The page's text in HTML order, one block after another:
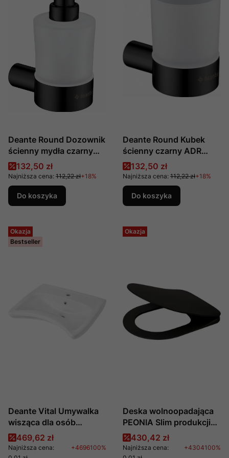
Deante Round Dozownik
ścienny mydła czarny
ADR N421
Cena promocyjna
132,50 zł
Najniższa cena: 112,22 zł+18%
Do koszyka
Deante Round Kubek
ścienny czarny ADR
N911
Cena promocyjna
132,50 zł
Najniższa cena: 112,22 zł+18%
Do koszyka
Okazja
Bestseller
Deante Vital Umywalka
wisząca dla osób
niepełnosprawnych
Cena promocyjna
469,62 zł
Najniższa cena:
+4696100%
Okazja
Deska wolnoopadająca
PEONIA Slim produkcji
DEANTE CDE NSOZ
Cena promocyjna
430,42 zł
Najniższa cena:
+4304100%